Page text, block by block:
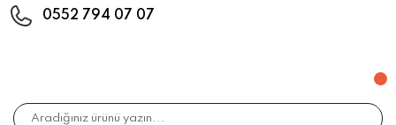
0552 794 07 07